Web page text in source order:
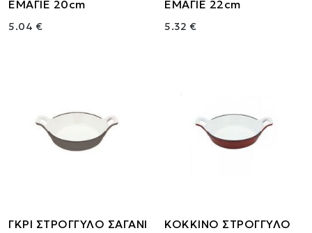
ΕΜΑΓΙΕ 20cm
5.04 €
ΕΜΑΓΙΕ 22cm
5.32 €
ΓΚΡΙ ΣΤΡΟΓΓΥΛΟ ΣΑΓΑΝΙ
ΚΟΚΚΙΝΟ ΣΤΡΟΓΓΥΛΟ